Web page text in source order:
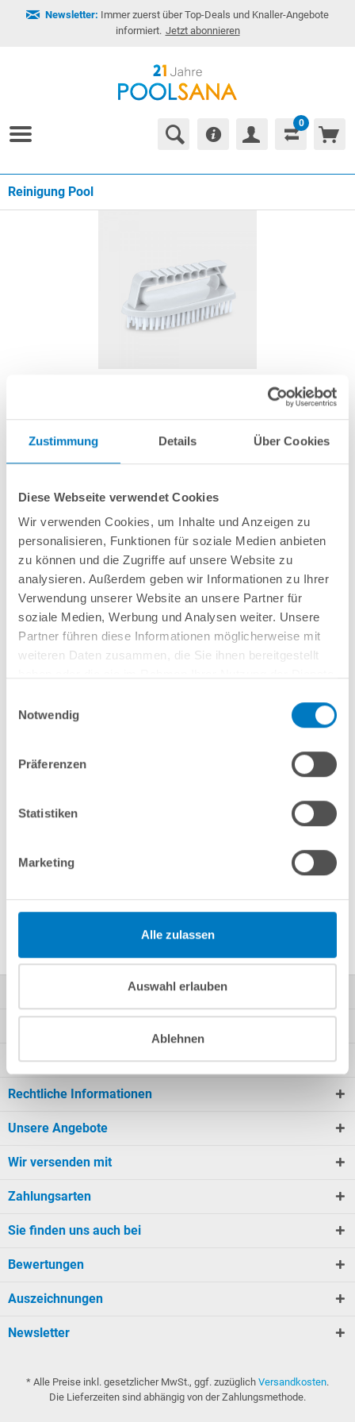
Zustimmung Details Über Cookies
Diese Webseite verwendet Cookies
Wir verwenden Cookies, um Inhalte und Anzeigen zu
personalisieren, Funktionen für soziale Medien anbieten
zu können und die Zugriffe auf unsere Website zu
analysieren. Außerdem geben wir Informationen zu Ihrer
Verwendung unserer Website an unsere Partner für
soziale Medien, Werbung und Analysen weiter. Unsere
Partner führen diese Informationen möglicherweise mit
weiteren Daten zusammen, die Sie ihnen bereitgestellt
Notwendig
Präferenzen
Statistiken
Marketing
Alle zulassen
Auswahl erlauben
Ablehnen
Newsletter: Immer zuerst über Top-Deals und Knaller-Angebote
informiert. Jetzt abonnieren
0
Reinigung Pool
3,99 € *
5,99 € *
inkl. gesetzlicher MwSt. zzgl. Versandkosten; ab 99,- frachtfrei
Lieferung in ca. 1-3 Arbeitstagen
Fingerbürste für die manuelle Reinigung der Schwimmbadfolie.
Vergleichen Merken
Anfrageformular
Kundeninformationen
Rechtliche Informationen
Unsere Angebote
Wir versenden mit
Zahlungsarten
Sie finden uns auch bei
Bewertungen
Auszeichnungen
Newsletter
* Alle Preise inkl. gesetzlicher MwSt., ggf. zuzüglich Versandkosten.
Die Lieferzeiten sind abhängig von der Zahlungsmethode.